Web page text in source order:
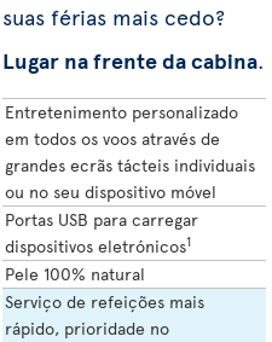
suas férias mais cedo?
Lugar na frente da cabina.
Entretenimento personalizado
em todos os voos através de
grandes ecrãs tácteis individuais
ou no seu dispositivo móvel
Portas USB para carregar
dispositivos eletrónicos1
Pele 100% natural
Serviço de refeições mais
rápido, prioridade no